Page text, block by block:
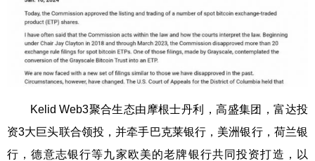
Kelid Web3聚合生态由摩根士丹利，高盛集团，富达投
资3大巨头联合领投，并牵手巴克莱银行，美洲银行，荷兰银
行，德意志银行等九家欧美的老牌银行共同投资打造，以